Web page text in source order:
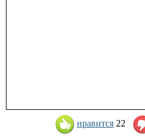
нравится 22